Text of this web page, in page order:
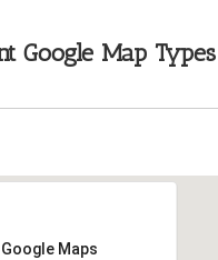
Google Map Types
Maps